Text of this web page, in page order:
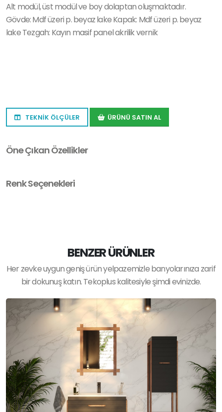
Alt modül, üst modül ve boy dolaptan oluşmaktadır.
Gövde: Mdf üzeri p. beyaz lake Kapak: Mdf üzeri p. beyaz
lake Tezgah: Kayın masif panel akrilik vernik
TEKNİK ÖLÇÜLER ÜRÜNÜ SATIN AL
Öne Çıkan Özellikler
Renk Seçenekleri
BENZER ÜRÜNLER
Her zevke uygun geniş ürün yelpazemizle banyolarınıza zarif
bir dokunuş katın. Tekoplus kalitesiyle şimdi evinizde.